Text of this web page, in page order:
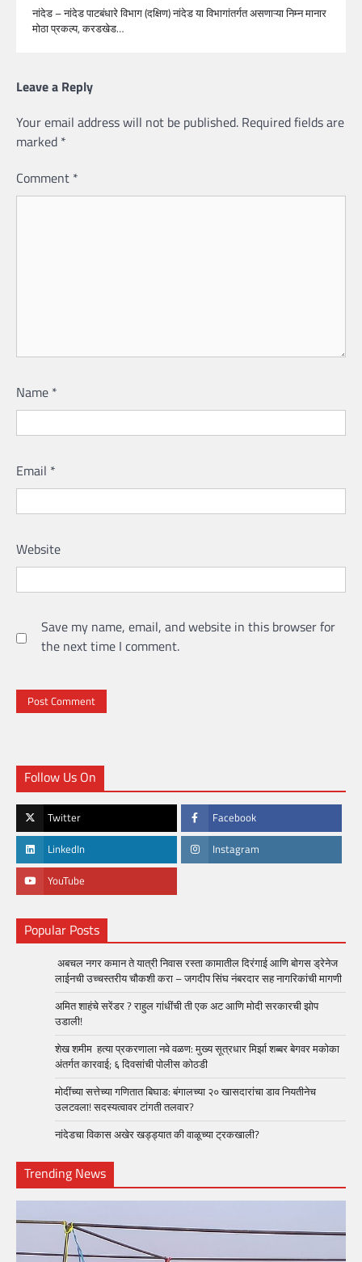
नांदेड – नांदेड पाटबंधारे विभाग (दक्षिण) नांदेड या विभागांतर्गत असणाऱ्या निम्न मानार
मोठा प्रकल्प, करडखेड…
Leave a Reply
Your email address will not be published. Required fields are
marked *
Comment *
Name *
Email *
Website
Save my name, email, and website in this browser for
the next time I comment.
Follow Us On
Twitter Facebook
LinkedIn Instagram
YouTube
Popular Posts
अबचल नगर कमान ते यात्री निवास रस्ता कामातील दिरंगाई आणि बोगस ड्रेनेज
लाईनची उच्चस्तरीय चौकशी करा – जगदीप सिंघ नंबरदार सह नागरिकांची मागणी
अमित शाहंचे सरेंडर ? राहुल गांधींची ती एक अट आणि मोदी सरकारची झोप
उडाली!
शेख शमीम हत्या प्रकरणाला नवे वळण: मुख्य सूत्रधार मिर्झा शब्बर बेगवर मकोका
अंतर्गत कारवाई; ६ दिवसांची पोलीस कोठडी
मोदींच्या सत्तेच्या गणितात बिघाड: बंगालच्या २० खासदारांचा डाव नियतीनेच
उलटवला! सदस्यत्वावर टांगती तलवार?
नांदेडचा विकास अखेर खड्ड्यात की वाळूच्या ट्रकखाली?
Trending News